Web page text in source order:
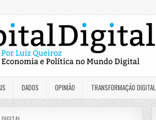
DADOS OPINIÃO TRANSFORMAÇÃO DIGITAL